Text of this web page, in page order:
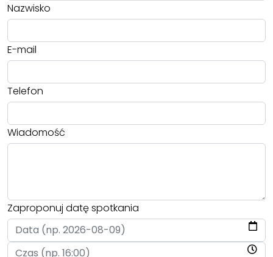
Nazwisko
E-mail
Telefon
Wiadomość
Zaproponuj datę spotkania